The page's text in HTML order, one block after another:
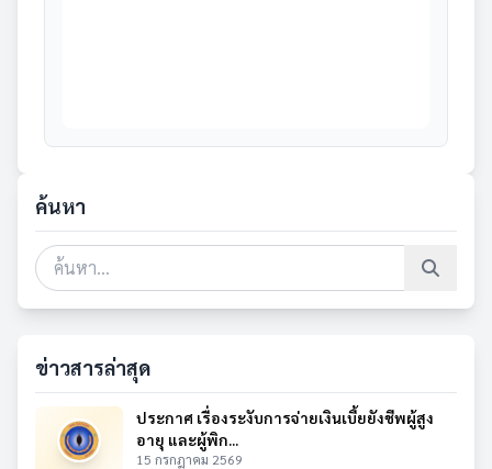
ค้นหา
ข่าวสารล่าสุด
ประกาศ เรื่องระงับการจ่ายเงินเบี้ยยังชีพผู้สูง
อายุ และผู้พิก...
15 กรกฎาคม 2569